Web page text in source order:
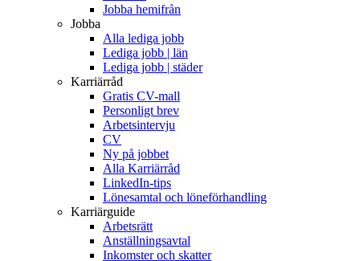
Jobba hemifrån
Jobba
Alla lediga jobb
Lediga jobb | län
Lediga jobb | städer
Karriärråd
Gratis CV-mall
Personligt brev
Arbetsintervju
CV
Ny på jobbet
Alla Karriärråd
LinkedIn-tips
Lönesamtal och löneförhandling
Karriärguide
Arbetsrätt
Anställningsavtal
Inkomster och skatter